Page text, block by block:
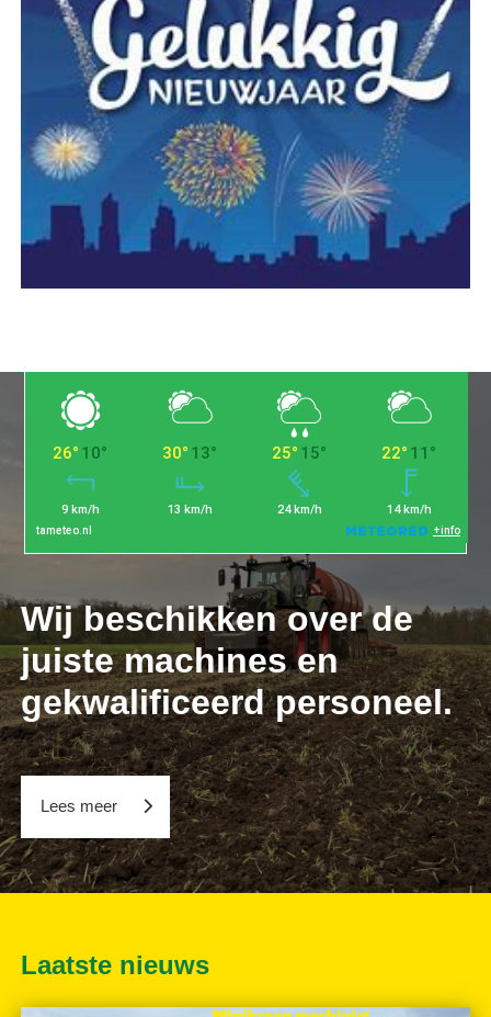
Wij beschikken over de
juiste machines en
gekwalificeerd personeel.
Lees meer
Laatste nieuws